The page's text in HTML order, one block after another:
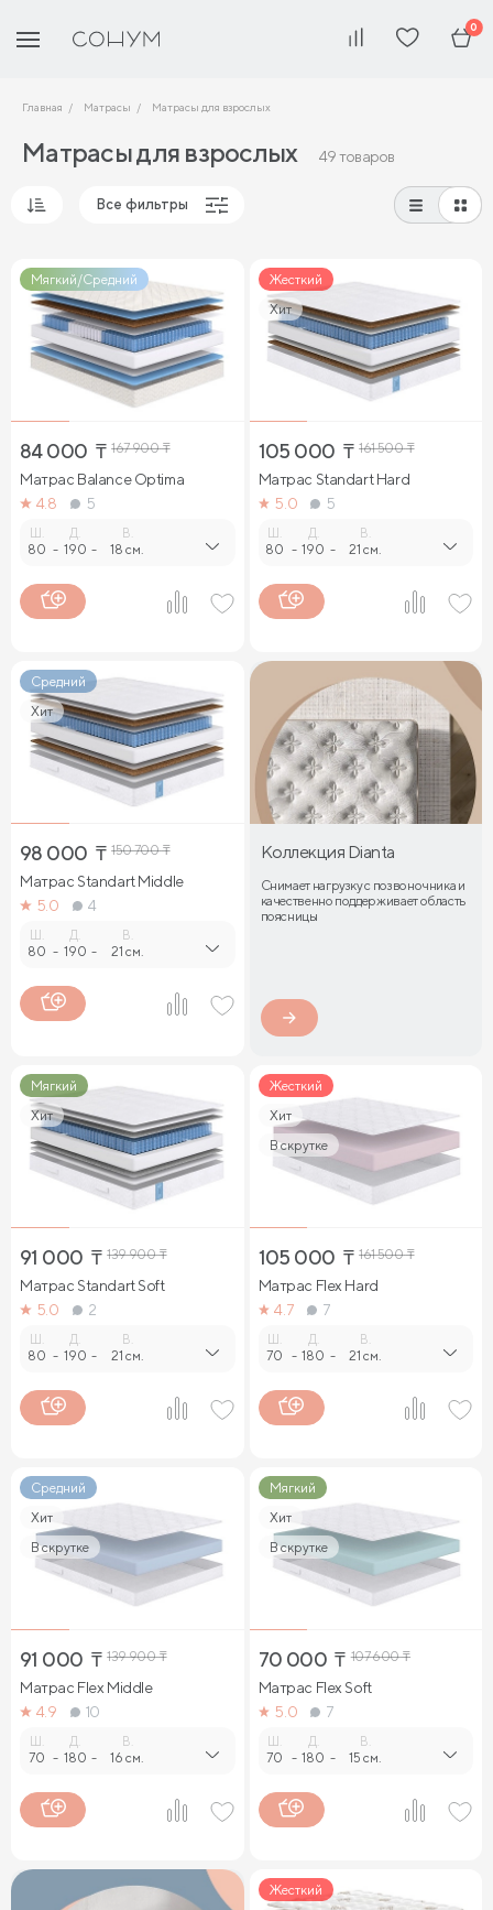
0
Главная Матрасы Матрасы для взрослых
Матрасы для взрослых 49 товаров
Сначала дешевые
Сначала дорогие
Все фильтры
Мягкий/Средний
84 000 ₸ 167 900₸
Матрас Balance Optima
4.8
5
Ш.
80 -
Д.
190 -
В.
18 см.
Жесткий
Хит
105 000 ₸ 161 500₸
Матрас Standart Hard
5.0
5
Ш.
80 -
Д.
190 -
В.
21 см.
Средний
Хит
98 000 ₸ 150 700₸
Матрас Standart Middle
5.0
4
80 -
Д.
190 -
В.
21 см.
Коллекция Dianta
Снимает нагрузку с позвоночника и
качественно поддерживает область
поясницы
Мягкий
Хит
91 000 ₸ 139 900₸
Матрас Standart Soft
5.0
2
80 -
Д.
190 -
В.
21 см.
Жесткий
Хит
В скрутке
105 000 ₸ 161 500₸
Матрас Flex Hard
4.7
7
70 -
Д.
180 -
В.
21 см.
Средний
Хит
В скрутке
91 000 ₸ 139 900₸
Матрас Flex Middle
4.9
10
70 -
Д.
180 -
В.
16 см.
Мягкий
Хит
В скрутке
70 000 ₸ 107 600₸
Матрас Flex Soft
5.0
7
70 -
Д.
180 -
В.
15 см.
Жесткий